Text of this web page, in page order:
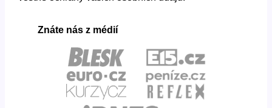
Znáte nás z médií